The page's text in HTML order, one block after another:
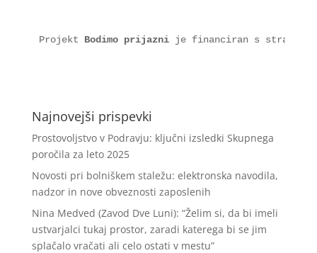
Projekt Bodimo prijazni je financiran s strani
Najnovejši prispevki
Prostovoljstvo v Podravju: ključni izsledki Skupnega
poročila za leto 2025
Novosti pri bolniškem staležu: elektronska navodila,
nadzor in nove obveznosti zaposlenih
Nina Medved (Zavod Dve Luni): “Želim si, da bi imeli
ustvarjalci tukaj prostor, zaradi katerega bi se jim
splačalo vračati ali celo ostati v mestu”